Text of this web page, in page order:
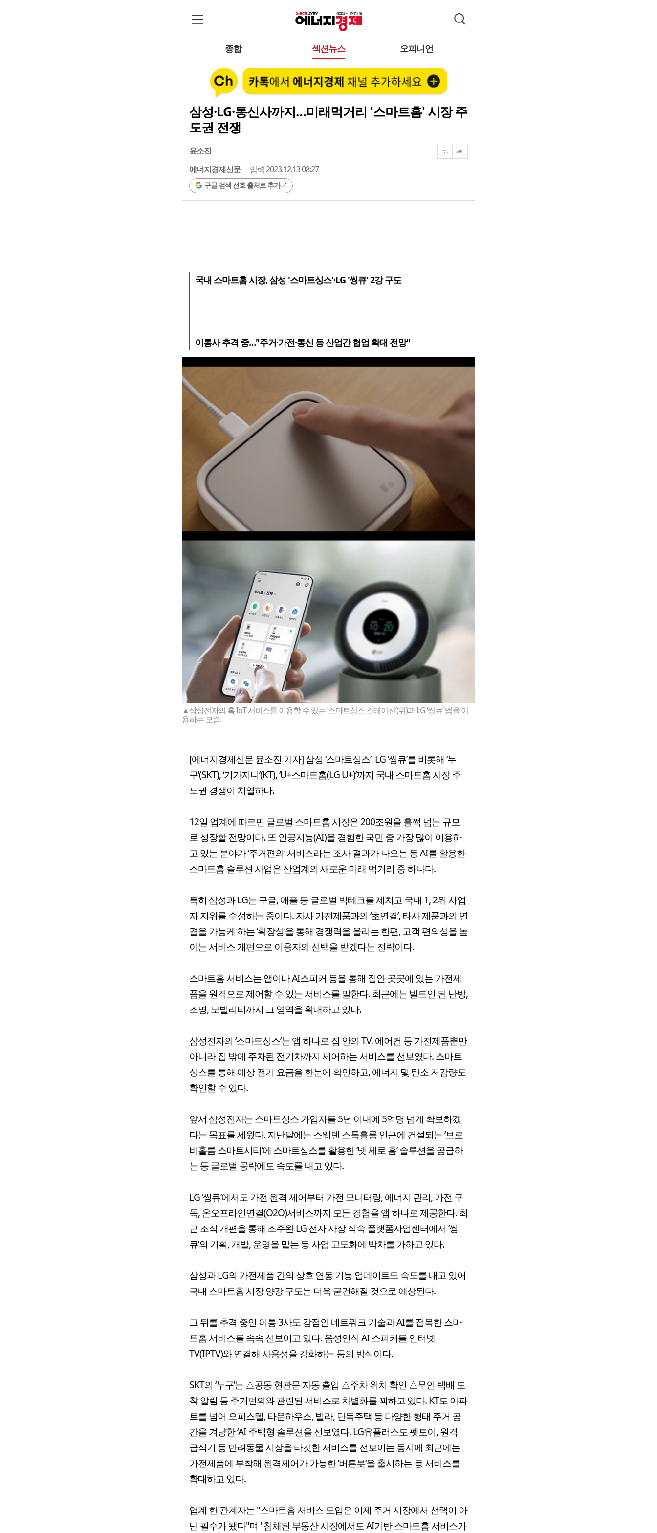
종합 섹션뉴스 오피니언
삼성·LG·통신사까지…미래먹거리 '스마트홈' 시장 주
도권 전쟁
윤소진
에너지경제신문
입력 2023.12.13 08:27
구글 검색 선호 출처로 추가
가
국내 스마트홈 시장, 삼성 '스마트싱스'·LG '씽큐' 2강 구도
이통사 추격 중…"주거·가전·통신 등 산업간 협업 확대 전망"
▲삼성전자의 홈 IoT 서비스를 이용할 수 있는 ‘스마트싱스 스테이션’(위)과 LG ‘씽큐’ 앱을 이
용하는 모습.
[에너지경제신문 윤소진 기자] 삼성 ‘스마트싱스’, LG ‘씽큐’를 비롯해 ‘누
구’(SKT), ‘기가지니’(KT), ‘U+스마트홈(LG U+)’까지 국내 스마트홈 시장 주
도권 경쟁이 치열하다.
12일 업계에 따르면 글로벌 스마트홈 시장은 200조원을 훌쩍 넘는 규모
로 성장할 전망이다. 또 인공지능(AI)을 경험한 국민 중 가장 많이 이용하
고 있는 분야가 ‘주거편의’ 서비스라는 조사 결과가 나오는 등 AI를 활용한
스마트홈 솔루션 사업은 산업계의 새로운 미래 먹거리 중 하나다.
특히 삼성과 LG는 구글, 애플 등 글로벌 빅테크를 제치고 국내 1, 2위 사업
자 지위를 수성하는 중이다. 자사 가전제품과의 ‘초연결’, 타사 제품과의 연
결을 가능케 하는 ‘확장성’을 통해 경쟁력을 올리는 한편, 고객 편의성을 높
이는 서비스 개편으로 이용자의 선택을 받겠다는 전략이다.
스마트홈 서비스는 앱이나 AI스피커 등을 통해 집안 곳곳에 있는 가전제
품을 원격으로 제어할 수 있는 서비스를 말한다. 최근에는 빌트인 된 난방,
조명, 모빌리티까지 그 영역을 확대하고 있다.
삼성전자의 ‘스마트싱스’는 앱 하나로 집 안의 TV, 에어컨 등 가전제품뿐만
아니라 집 밖에 주차된 전기차까지 제어하는 서비스를 선보였다. 스마트
싱스를 통해 예상 전기 요금을 한눈에 확인하고, 에너지 및 탄소 저감량도
확인할 수 있다.
앞서 삼성전자는 스마트싱스 가입자를 5년 이내에 5억명 넘게 확보하겠
다는 목표를 세웠다. 지난달에는 스웨덴 스톡홀름 인근에 건설되는 ‘브로
비홀름 스마트시티’에 스마트싱스를 활용한 ‘넷 제로 홈’ 솔루션을 공급하
는 등 글로벌 공략에도 속도를 내고 있다.
LG ‘씽큐’에서도 가전 원격 제어부터 가전 모니터링, 에너지 관리, 가전 구
독, 온오프라인연결(O2O)서비스까지 모든 경험을 앱 하나로 제공한다. 최
근 조직 개편을 통해 조주완 LG 전자 사장 직속 플랫폼사업센터에서 ‘씽
큐’의 기획, 개발, 운영을 맡는 등 사업 고도화에 박차를 가하고 있다.
삼성과 LG의 가전제품 간의 상호 연동 기능 업데이트도 속도를 내고 있어
국내 스마트홈 시장 양강 구도는 더욱 굳건해질 것으로 예상된다.
그 뒤를 추격 중인 이통 3사도 강점인 네트워크 기술과 AI를 접목한 스마
트홈 서비스를 속속 선보이고 있다. 음성인식 AI 스피커를 인터넷
TV(IPTV)와 연결해 사용성을 강화하는 등의 방식이다.
SKT의 ‘누구’는 △공동 현관문 자동 출입 △주차 위치 확인 △무인 택배 도
착 알림 등 주거편의와 관련된 서비스로 차별화를 꾀하고 있다. KT도 아파
트를 넘어 오피스텔, 타운하우스, 빌라, 단독주택 등 다양한 형태 주거 공
간을 겨냥한 ‘AI 주택형 솔루션을 선보였다. LG유플러스도 펫토이, 원격
급식기 등 반려동물 시장을 타깃한 서비스를 선보이는 동시에 최근에는
가전제품에 부착해 원격제어가 가능한 ’버튼봇‘을 출시하는 등 서비스를
확대하고 있다.
업계 한 관계자는 "스마트홈 서비스 도입은 이제 주거 시장에서 선택이 아
닌 필수가 됐다"며 "침체된 부동산 시장에서도 AI기반 스마트홈 서비스가